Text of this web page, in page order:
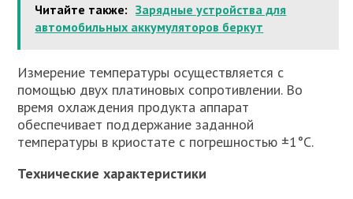
Читайте также: Зарядные устройства для
автомобильных аккумуляторов беркут
Измерение температуры осуществляется с
помощью двух платиновых сопротивлении. Во
время охлаждения продукта аппарат
обеспечивает поддержание заданной
температуры в криостате с погрешностью ±1°С.
Технические характеристики